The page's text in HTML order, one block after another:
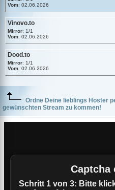
Vom: 02.06.2026
Vinovo.to
Mirror: 1/1
Vom: 02.06.2026
Dood.to
Mirror: 1/1
Vom: 02.06.2026
Ordne Deine lieblings Hoster
gewünschten Stream zu kommen!